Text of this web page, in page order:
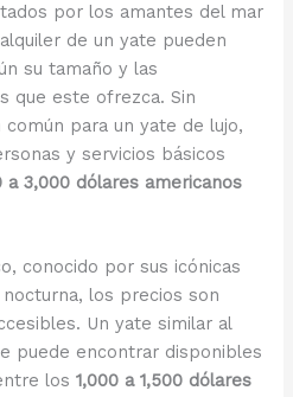
por los amantes del mar
de un yate pueden
su tamaño y las
que este ofrezca. Sin
para un yate de lujo,
y servicios básicos
a 3,000 dólares americanos
conocido por sus icónicas
los precios son
Un yate similar al
puede encontrar disponibles
los1,000 a 1,500 dólares